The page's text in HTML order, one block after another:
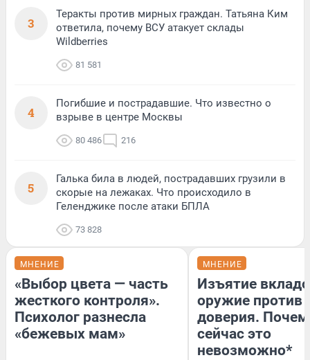
3
Теракты против мирных граждан. Татьяна Ким
ответила, почему ВСУ атакует склады
Wildberries
81 581
4
Погибшие и пострадавшие. Что известно о
взрыве в центре Москвы
80 486 216
5
Галька била в людей, пострадавших грузили в
скорые на лежаках. Что происходило в
Геленджике после атаки БПЛА
73 828
МНЕНИЕ
«Выбор цвета — часть
жесткого контроля».
Психолог разнесла
«бежевых мам»
МНЕНИЕ
Изъятие
оружие против
доверия.
сейчас это
невозможно*